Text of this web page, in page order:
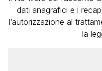
dati anagrafici e i
l’autorizzazione al
la